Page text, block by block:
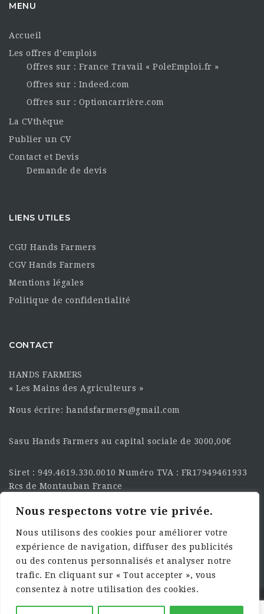
Nous respectons votre vie privée.
Nous utilisons des cookies pour améliorer votre
expérience de navigation, diffuser des publicités
ou des contenus personnalisés et analyser notre
trafic. En cliquant sur « Tout accepter », vous
consentez à notre utilisation des cookies.
MENU
Accueil
Les offres d’emplois
Offres sur : France Travail « PoleEmploi.fr »
Offres sur : Indeed.com
Offres sur : Optioncarrière.com
La CVthèque
Publier un CV
Contact et Devis
Demande de devis
LIENS UTILES
CGU Hands Farmers
CGV Hands Farmers
Mentions légales
Politique de confidentialité
CONTACT
HANDS FARMERS
« Les Mains des Agriculteurs »
Nous écrire: handsfarmers@gmail.com
Sasu Hands Farmers au capital sociale de 3000,00€
Siret : 949.4619.330.0010 Numéro TVA : FR17949461933
Rcs de Montauban France
SUIVEZ-NOUS SUR LES
RÉSEAU :
©2025 HandsFarmers. Designed with Web Studio